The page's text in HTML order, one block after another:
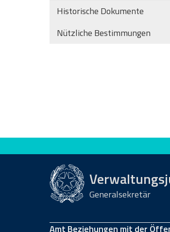
Historische Dokumente
Nützliche Bestimmungen
Bewerten Sie diese Seite
Generalsekretär
Amt Beziehungen mit der